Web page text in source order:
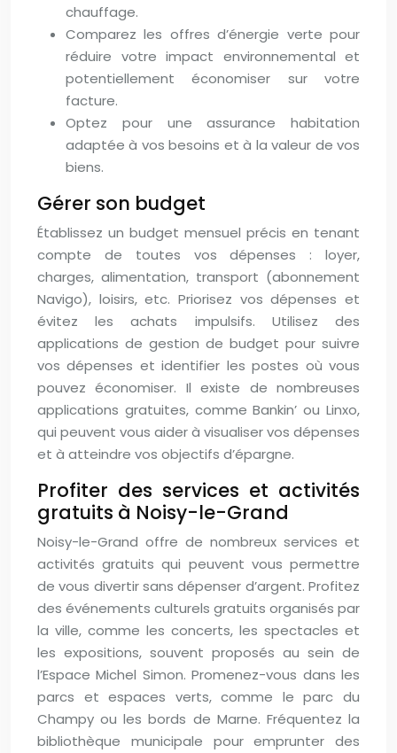
chauffage.
Comparez les offres d’énergie verte pour
réduire votre impact environnemental et
potentiellement économiser sur votre
facture.
Optez pour une assurance habitation
adaptée à vos besoins et à la valeur de vos
biens.
Gérer son budget
Établissez un budget mensuel précis en tenant
compte de toutes vos dépenses : loyer,
charges, alimentation, transport (abonnement
Navigo), loisirs, etc. Priorisez vos dépenses et
évitez les achats impulsifs. Utilisez des
applications de gestion de budget pour suivre
vos dépenses et identifier les postes où vous
pouvez économiser. Il existe de nombreuses
applications gratuites, comme Bankin’ ou Linxo,
qui peuvent vous aider à visualiser vos dépenses
et à atteindre vos objectifs d’épargne.
Profiter des services et activités
gratuits à Noisy-le-Grand
Noisy-le-Grand offre de nombreux services et
activités gratuits qui peuvent vous permettre
de vous divertir sans dépenser d’argent. Profitez
des événements culturels gratuits organisés par
la ville, comme les concerts, les spectacles et
les expositions, souvent proposés au sein de
l’Espace Michel Simon. Promenez-vous dans les
parcs et espaces verts, comme le parc du
Champy ou les bords de Marne. Fréquentez la
bibliothèque municipale pour emprunter des